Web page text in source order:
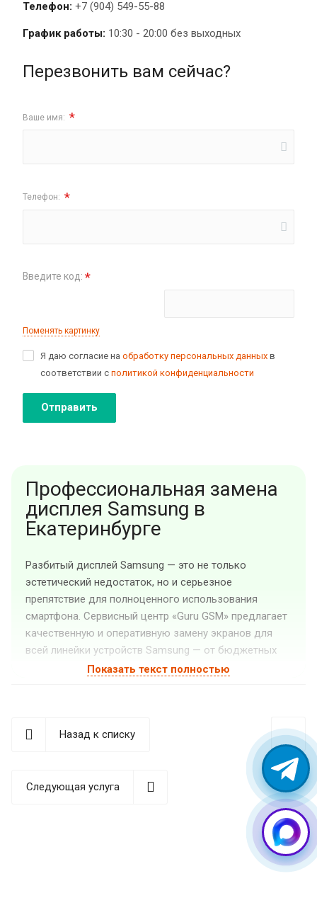
Телефон: +7 (904) 549-55-88
График работы: 10:30 - 20:00 без выходных
Перезвонить вам сейчас?
Ваше имя: *
Телефон: *
Введите код: *
Поменять картинку
Я даю согласие на обработку персональных данных в
соответствии с политикой конфиденциальности
Отправить
Профессиональная замена
дисплея Samsung в
Екатеринбурге
Разбитый дисплей Samsung — это не только
эстетический недостаток, но и серьезное
препятствие для полноценного использования
смартфона. Сервисный центр «Guru GSM» предлагает
качественную и оперативную замену экранов для
всей линейки устройств Samsung — от бюджетных
моделей до флагманов премиум-класса.
нуждаться в ремонте экрана при определенных
обстоятельствах. Наши мастера рекомендуют
обратиться за профессиональной помощью при
Полное или частичное отсутствие изображения на
Показать текст полностью
Назад к списку
Следующая услуга